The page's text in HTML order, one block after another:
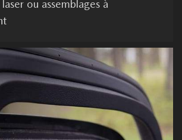
ou assemblages à